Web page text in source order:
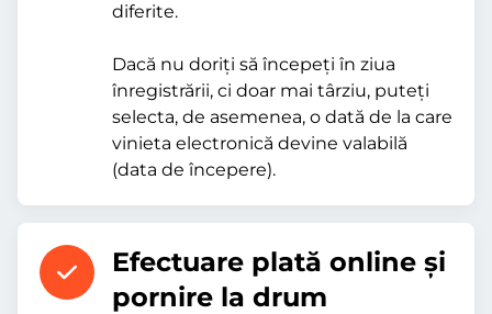
diferite.
Dacă nu doriți să începeți în ziua
înregistrării, ci doar mai târziu, puteți
selecta, de asemenea, o dată de la care
vinieta electronică devine valabilă
(data de începere).
Efectuare plată online şi
pornire la drum